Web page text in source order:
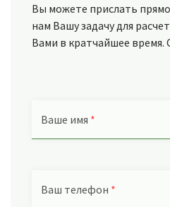
Вы можете прислать
нам Вашу задачу для
Вами в кратчайшее время.
Ваше имя *
Ваш телефон *